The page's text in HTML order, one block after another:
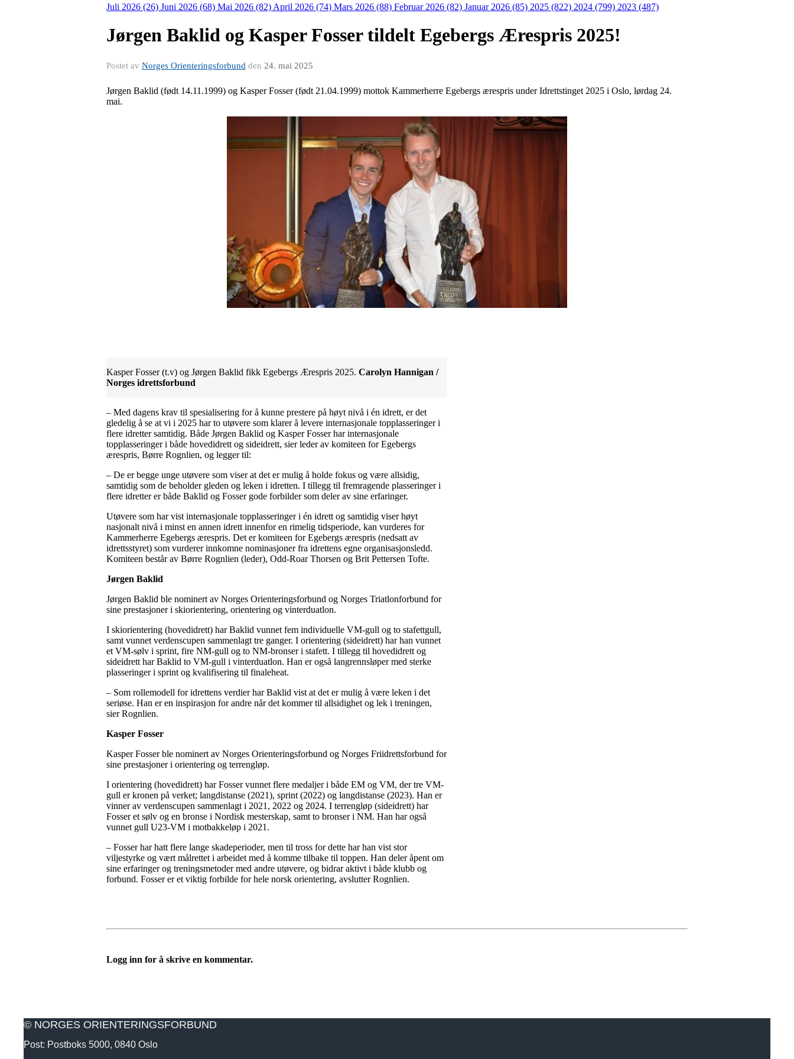
Juli 2026 (26) Juni 2026 (68) Mai 2026 (82) April 2026 (74) Mars 2026 (88) Februar 2026 (82) Januar 2026 (85) 2025 (822) 2024 (799) 2023 (487)
Jørgen Baklid og Kasper Fosser tildelt Egebergs Ærespris 2025!
Postet av Norges Orienteringsforbund den 24. mai 2025
Jørgen Baklid (født 14.11.1999) og Kasper Fosser (født 21.04.1999) mottok Kammerherre Egebergs ærespris under Idrettstinget 2025 i Oslo, lørdag 24.
mai.
Kasper Fosser (t.v) og Jørgen Baklid fikk Egebergs Ærespris 2025. Carolyn Hannigan /
Norges idrettsforbund
– Med dagens krav til spesialisering for å kunne prestere på høyt nivå i én idrett, er det
gledelig å se at vi i 2025 har to utøvere som klarer å levere internasjonale topplasseringer i
flere idretter samtidig. Både Jørgen Baklid og Kasper Fosser har internasjonale
topplasseringer i både hovedidrett og sideidrett, sier leder av komiteen for Egebergs
ærespris, Børre Rognlien, og legger til:
– De er begge unge utøvere som viser at det er mulig å holde fokus og være allsidig,
samtidig som de beholder gleden og leken i idretten. I tillegg til fremragende plasseringer i
flere idretter er både Baklid og Fosser gode forbilder som deler av sine erfaringer.
Utøvere som har vist internasjonale topplasseringer i én idrett og samtidig viser høyt
nasjonalt nivå i minst en annen idrett innenfor en rimelig tidsperiode, kan vurderes for
Kammerherre Egebergs ærespris. Det er komiteen for Egebergs ærespris (nedsatt av
idrettsstyret) som vurderer innkomne nominasjoner fra idrettens egne organisasjonsledd.
Komiteen består av Børre Rognlien (leder), Odd-Roar Thorsen og Brit Pettersen Tofte.
Jørgen Baklid
Jørgen Baklid ble nominert av Norges Orienteringsforbund og Norges Triatlonforbund for
sine prestasjoner i skiorientering, orientering og vinterduatlon.
I skiorientering (hovedidrett) har Baklid vunnet fem individuelle VM-gull og to stafettgull,
samt vunnet verdenscupen sammenlagt tre ganger. I orientering (sideidrett) har han vunnet
et VM-sølv i sprint, fire NM-gull og to NM-bronser i stafett. I tillegg til hovedidrett og
sideidrett har Baklid to VM-gull i vinterduatlon. Han er også langrennsløper med sterke
plasseringer i sprint og kvalifisering til finaleheat.
– Som rollemodell for idrettens verdier har Baklid vist at det er mulig å være leken i det
seriøse. Han er en inspirasjon for andre når det kommer til allsidighet og lek i treningen,
sier Rognlien.
Kasper Fosser
Kasper Fosser ble nominert av Norges Orienteringsforbund og Norges Friidrettsforbund for
sine prestasjoner i orientering og terrengløp.
I orientering (hovedidrett) har Fosser vunnet flere medaljer i både EM og VM, der tre VM-
gull er kronen på verket; langdistanse (2021), sprint (2022) og langdistanse (2023). Han er
vinner av verdenscupen sammenlagt i 2021, 2022 og 2024. I terrengløp (sideidrett) har
Fosser et sølv og en bronse i Nordisk mesterskap, samt to bronser i NM. Han har også
vunnet gull U23-VM i motbakkeløp i 2021.
– Fosser har hatt flere lange skadeperioder, men til tross for dette har han vist stor
viljestyrke og vært målrettet i arbeidet med å komme tilbake til toppen. Han deler åpent om
sine erfaringer og treningsmetoder med andre utøvere, og bidrar aktivt i både klubb og
forbund. Fosser er et viktig forbilde for hele norsk orientering, avslutter Rognlien.
Logg inn for å skrive en kommentar.
© NORGES ORIENTERINGSFORBUND
Post: Postboks 5000, 0840 Oslo